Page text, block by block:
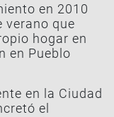
en 2010
verano que
hogar en
en Pueblo
en la Ciudad
el